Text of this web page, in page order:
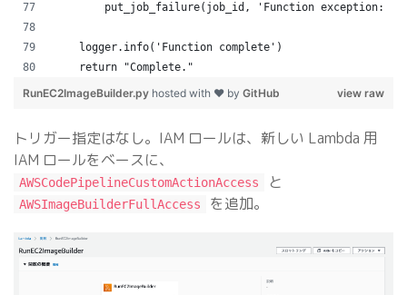
put_job_failure(job_id, 'Function exception: '
    logger.info('Function complete')
    return "Complete."
view raw
RunEC2ImageBuilder.py hosted with ❤ by GitHub
トリガー指定はなし。IAM ロールは、新しい Lambda 用
IAM ロールをベースに、
AWSCodePipelineCustomActionAccess と
AWSImageBuilderFullAccess を追加。